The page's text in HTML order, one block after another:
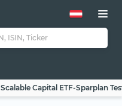
Scalable Capital ETF-Sparplan